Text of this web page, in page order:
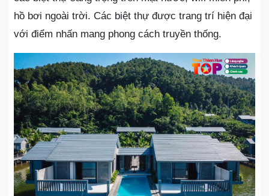
hồ bơi ngoài trời. Các biệt thự được trang trí hiện đại
với điểm nhấn mang phong cách truyền thống.